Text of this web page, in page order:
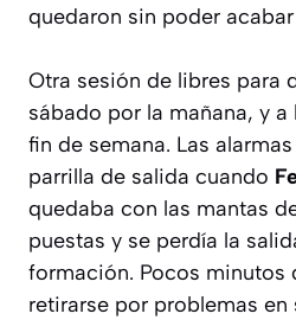
quedaron sin poder
Otra sesión de libres para
sábado por la mañana, y
fin de semana. Las
parrilla de salida cuando
quedaba con las mantas
puestas y se perdía la
formación. Pocos minutos
retirarse por problemas en